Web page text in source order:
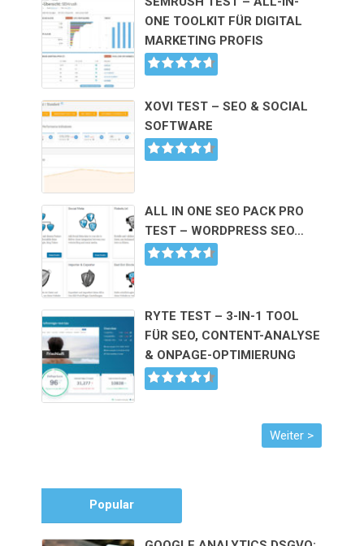
ONE TOOLKIT FÜR DIGITAL
MARKETING PROFIS
XOVI TEST – SEO & SOCIAL
SOFTWARE
ALL IN ONE SEO PACK PRO
TEST – WORDPRESS SEO…
RYTE TEST – 3-IN-1 TOOL
FÜR SEO, CONTENT-ANALYSE
& ONPAGE-OPTIMIERUNG
Popular